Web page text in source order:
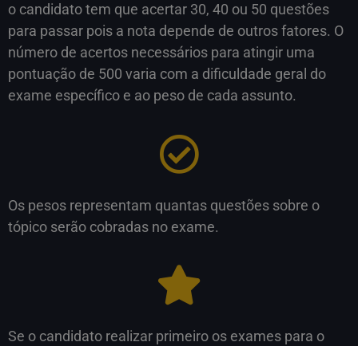
o candidato tem que acertar 30, 40 ou 50 questões
para passar pois a nota depende de outros fatores. O
número de acertos necessários para atingir uma
pontuação de 500 varia com a dificuldade geral do
exame específico e ao peso de cada assunto.
Os pesos representam quantas questões sobre o
tópico serão cobradas no exame.
Se o candidato realizar primeiro os exames para o